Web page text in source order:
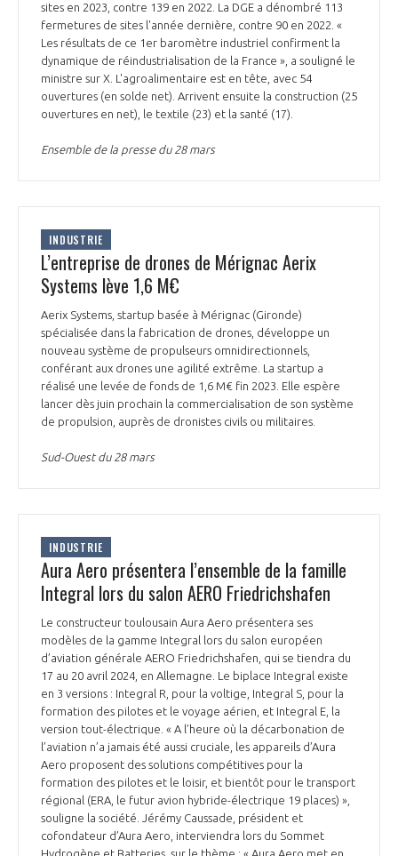
sites en 2023, contre 139 en 2022. La DGE a dénombré 113
fermetures de sites l'année dernière, contre 90 en 2022. «
Les résultats de ce 1er baromètre industriel confirment la
dynamique de réindustrialisation de la France », a souligné le
ministre sur X. L'agroalimentaire est en tête, avec 54
ouvertures (en solde net). Arrivent ensuite la construction (25
ouvertures en net), le textile (23) et la santé (17).
Ensemble de la presse du 28 mars
INDUSTRIE
L’entreprise de drones de Mérignac Aerix
Systems lève 1,6 M€
Aerix Systems, startup basée à Mérignac (Gironde)
spécialisée dans la fabrication de drones, développe un
nouveau système de propulseurs omnidirectionnels,
conférant aux drones une agilité extrême. La startup a
réalisé une levée de fonds de 1,6 M€ fin 2023. Elle espère
lancer dès juin prochain la commercialisation de son système
de propulsion, auprès de dronistes civils ou militaires.
Sud-Ouest du 28 mars
INDUSTRIE
Aura Aero présentera l’ensemble de la famille
Integral lors du salon AERO Friedrichshafen
Le constructeur toulousain Aura Aero présentera ses
modèles de la gamme Integral lors du salon européen
d’aviation générale AERO Friedrichshafen, qui se tiendra du
17 au 20 avril 2024, en Allemagne. Le biplace Integral existe
en 3 versions : Integral R, pour la voltige, Integral S, pour la
formation des pilotes et le voyage aérien, et Integral E, la
version tout-électrique. « A l’heure où la décarbonation de
l’aviation n’a jamais été aussi cruciale, les appareils d’Aura
Aero proposent des solutions compétitives pour la
formation des pilotes et le loisir, et bientôt pour le transport
régional (ERA, le futur avion hybride-électrique 19 places) »,
souligne la société. Jérémy Caussade, président et
cofondateur d’Aura Aero, interviendra lors du Sommet
Hydrogène et Batteries, sur le thème : « Aura Aero met en